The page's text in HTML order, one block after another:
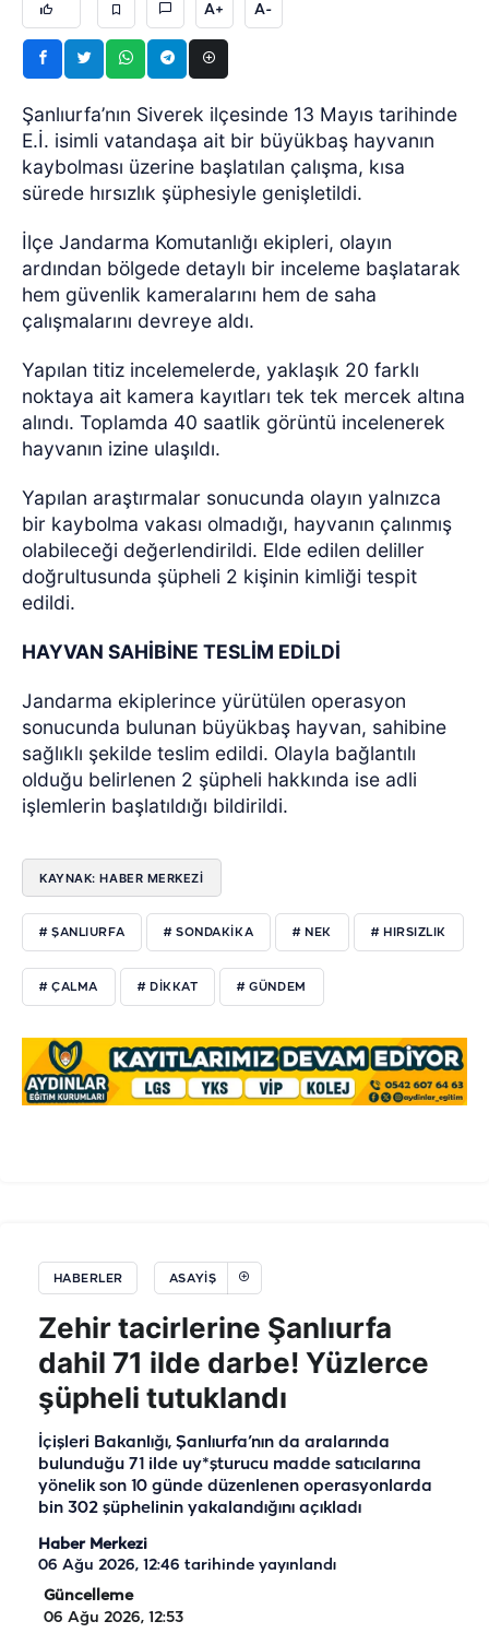
A+ A-
Şanlıurfa’nın Siverek ilçesinde 13 Mayıs tarihinde
E.İ. isimli vatandaşa ait bir büyükbaş hayvanın
kaybolması üzerine başlatılan çalışma, kısa
sürede hırsızlık şüphesiyle genişletildi.
İlçe Jandarma Komutanlığı ekipleri, olayın
ardından bölgede detaylı bir inceleme başlatarak
hem güvenlik kameralarını hem de saha
çalışmalarını devreye aldı.
Yapılan titiz incelemelerde, yaklaşık 20 farklı
noktaya ait kamera kayıtları tek tek mercek altına
alındı. Toplamda 40 saatlik görüntü incelenerek
hayvanın izine ulaşıldı.
Yapılan araştırmalar sonucunda olayın yalnızca
bir kaybolma vakası olmadığı, hayvanın çalınmış
olabileceği değerlendirildi. Elde edilen deliller
doğrultusunda şüpheli 2 kişinin kimliği tespit
edildi.
HAYVAN SAHİBİNE TESLİM EDİLDİ
Jandarma ekiplerince yürütülen operasyon
sonucunda bulunan büyükbaş hayvan, sahibine
sağlıklı şekilde teslim edildi. Olayla bağlantılı
olduğu belirlenen 2 şüpheli hakkında ise adli
işlemlerin başlatıldığı bildirildi.
KAYNAK: HABER MERKEZİ
# ŞANLIURFA # SONDAKIKA # NEK # HIRSIZLIK
# ÇALMA # DIKKAT # GÜNDEM
HABERLER ASAYIŞ
Zehir tacirlerine Şanlıurfa
dahil 71 ilde darbe! Yüzlerce
şüpheli tutuklandı
İçişleri Bakanlığı, Şanlıurfa’nın da aralarında
bulunduğu 71 ilde uy*şturucu madde satıcılarına
yönelik son 10 günde düzenlenen operasyonlarda
bin 302 şüphelinin yakalandığını açıkladı
Haber Merkezi
06 Ağu 2026, 12:46 tarihinde yayınlandı
Güncelleme
06 Ağu 2026, 12:53